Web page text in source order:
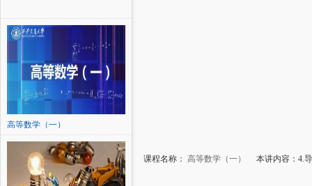
高等数学（一）
课程名称： 高等数学（一） 本讲内容：4.